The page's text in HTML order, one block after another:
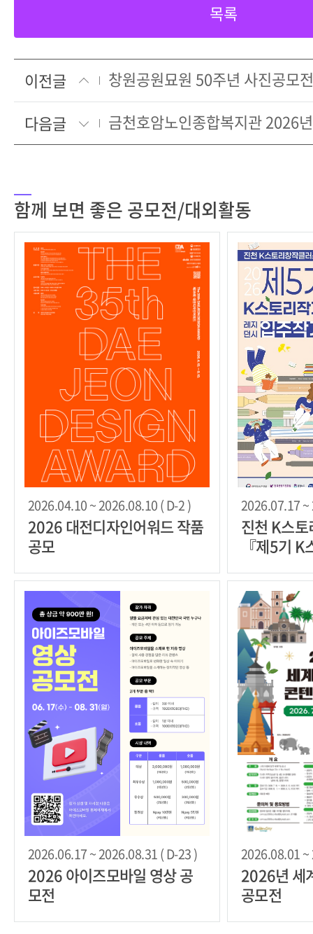
목록
이전글
창원공원묘원 50주년 사진공모전
다음글
함께 보면 좋은 공모전/대외활동
2026.04.10 ~ 2026.08.10 ( D-2 )
2026 대전디자인어워드 작품
공모
2026.07.17 ~
진천 K스
『제5기
2026.06.17 ~ 2026.08.31 ( D-23 )
2026 아이즈모바일 영상 공
모전
2026.08.01 ~
2026년 세
공모전